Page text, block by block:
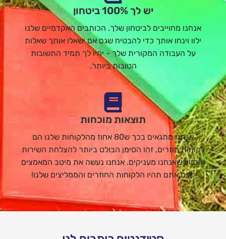
יש לך 100% ביטחון
אנחנו מחוייבים לביטחון שלך. הכותבים האקדמיים שלנו
ילוו וינחו אותך כדי להבטיח שגם אם ישאלו אותך שאלות
על העבודה המקורית שלך - יהיו לך תמיד התשובות
הטובות ביותר.
תוצאות מוכחות
אנחנו מתגאים בכך ש80 אחוז מהלקוחות שלנו הם
לקוחות חוזרים, זהו הסימן הבולט ביותר להצלחת השירות
והסיוע שאנחנו מעניקים. אנחנו נעשה את מיטב המאמצים
שגם אתם תהיו הלקוחות החוזרים והממליצים שלנו!